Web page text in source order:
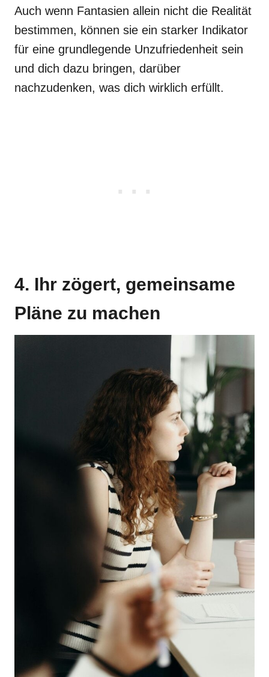
Auch wenn Fantasien allein nicht die Realität
bestimmen, können sie ein starker Indikator
für eine grundlegende Unzufriedenheit sein
und dich dazu bringen, darüber
nachzudenken, was dich wirklich erfüllt.
4. Ihr zögert, gemeinsame
Pläne zu machen